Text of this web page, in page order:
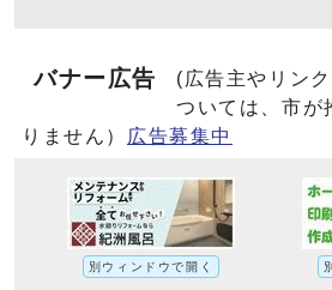
バナー広告
(広告主やリン
ついては、市が
りません）
広告募集中
別ウィンドウで開く